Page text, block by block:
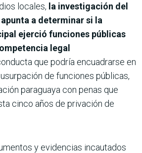
locales, la investigación del
a determinar si la
ejerció funciones públicas
legal
que podría encuadrarse en
de funciones públicas,
paraguaya con penas que
cinco años de privación de
y evidencias incautados